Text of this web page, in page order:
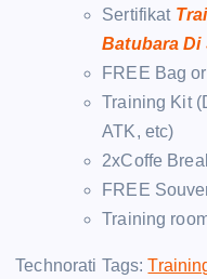
Sertifikat
Batubara Di
FREE Bag
Training Kit
ATK, etc)
2xCoffe
FREE
Training
Technorati Tags: